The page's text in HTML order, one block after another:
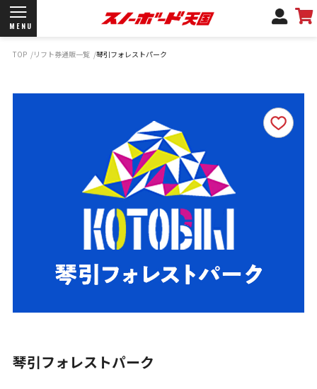
MENU
サポートデスク
弊社名義の郵便について
新規会員登録
ログイン
TOP リフト券通販一覧 琴引フォレストパーク
琴引フォレストパーク